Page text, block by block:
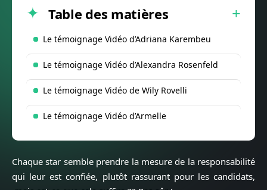
Table des matières
Le témoignage Vidéo d’Adriana Karembeu
Le témoignage Vidéo d’Alexandra Rosenfeld
Le témoignage Vidéo de Wily Rovelli
Le témoignage Vidéo d’Armelle
Chaque star semble prendre la mesure de la responsabilité
qui leur est confiée, plutôt rassurant pour les candidats,